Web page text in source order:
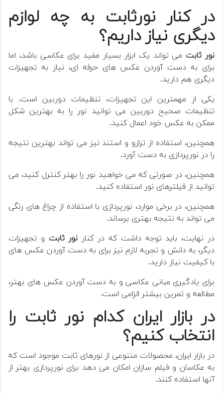
در کنار نورثابت به چه لوازم
دیگری نیاز داریم؟
نور ثابت می تواند یک ابزار بسیار مفید برای عکاسی باشد، اما
برای به دست آوردن عکس های حرفه ای، نیاز به تجهیزات
دیگری هم دارید.
یکی از مهمترین این تجهیزات، تنظیمات دوربین است. با
تنظیمات صحیح دوربین می توانید نور را به بهترین شکل
ممکن به عکس خود اعمال کنید.
همچنین، استفاده از ترازو و استند نیز می تواند بهترین نتیجه
را در نورپردازی به دست آورد.
همچنین، در صورتی که می خواهید نور را بهتر کنترل کنید، می
توانید از فیلترهای نور استفاده کنید.
همچنین، در برخی موارد، نورپردازی با استفاده از چراغ های رنگی
می تواند به نتیجه بهتری برساند.
در نهایت، باید توجه داشت که در کنار نور ثابت و تجهیزات
دیگر، به دانش و تجربه لازم نیز برای به دست آوردن عکس های
با کیفیت نیاز دارید.
برای یادگیری مبانی عکاسی و به دست آوردن عکس های بهتر،
مطالعه و تمرین بیشتر الزامی است.
در بازار ایران کدام نور ثابت را
انتخاب کنیم؟
در بازار ایران، محصولات متنوعی از نورهای ثابت موجود است که
به عکاسان و فیلم سازان امکان می دهد برای نورپردازی بهتر از
آنها استفاده کنند.